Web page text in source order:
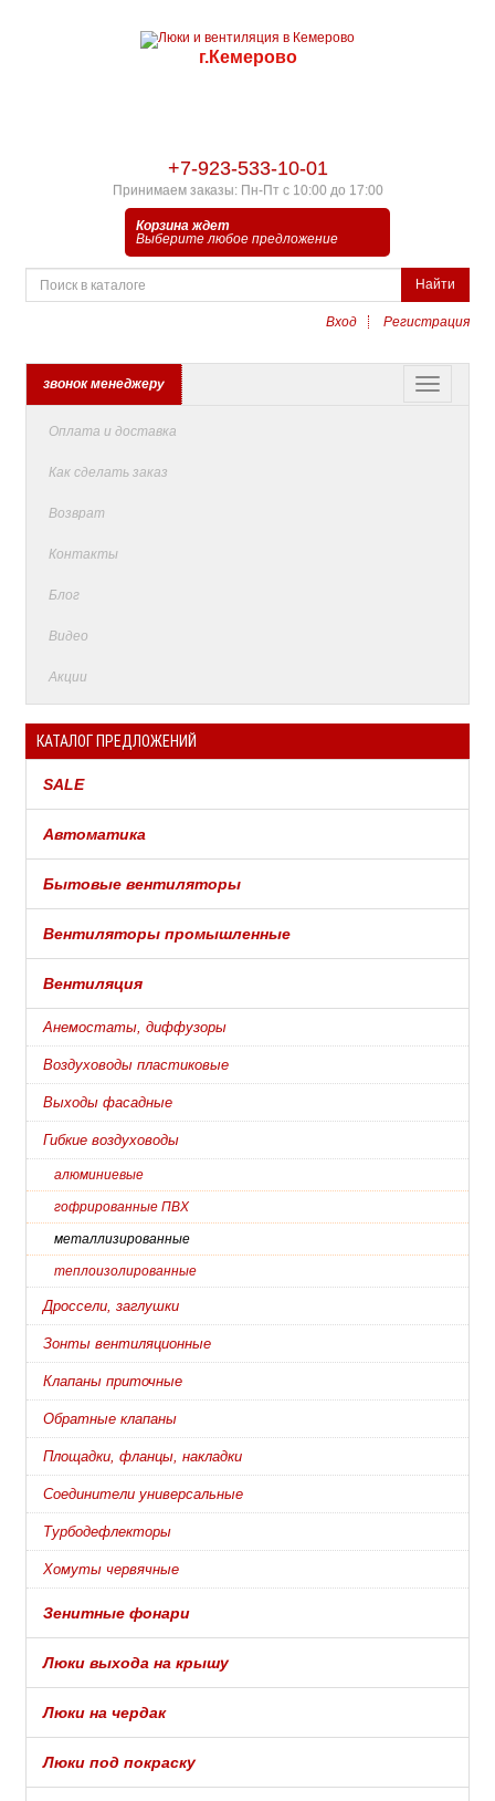
г.Кемерово
+7-923-533-10-01
Принимаем заказы: Пн-Пт с 10:00 до 17:00
Корзина ждет
Выберите любое предложение
Найти
Вход Регистрация
звонок менеджеру
Оплата и доставка
Как сделать заказ
Возврат
Контакты
Блог
Видео
Акции
КАТАЛОГ ПРЕДЛОЖЕНИЙ
SALE
Автоматика
Бытовые вентиляторы
Вентиляторы промышленные
Вентиляция
Анемостаты, диффузоры
Воздуховоды пластиковые
Выходы фасадные
Гибкие воздуховоды
алюминиевые
гофрированные ПВХ
металлизированные
теплоизолированные
Дроссели, заглушки
Зонты вентиляционные
Клапаны приточные
Обратные клапаны
Площадки, фланцы, накладки
Соединители универсальные
Турбодефлекторы
Хомуты червячные
Зенитные фонари
Люки выхода на крышу
Люки на чердак
Люки под покраску